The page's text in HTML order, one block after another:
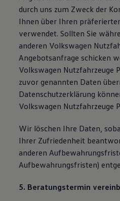
durch uns zum Zweck der
Ihnen über Ihren
verwendet. Sollten Sie
anderen Volkswagen
Angebotsanfrage schicken
Volkswagen Nutzfahrzeuge
zuvor genannten Daten
Datenschutzerklärung
Volkswagen Nutzfahrzeuge
Wir löschen Ihre Daten,
Ihrer Zufriedenheit
anderen
Aufbewahrungsfristen)
5. Beratungstermin